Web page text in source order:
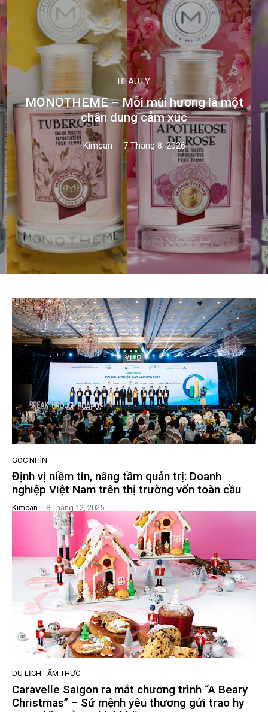
BEAUTY
MONOTHEME – Mỗi mùi hương là một
chân dung cảm xúc
Kimcan - 7 Tháng 8, 2026
GÓC NHÌN
Định vị niềm tin, nâng tầm quản trị: Doanh
nghiệp Việt Nam trên thị trường vốn toàn cầu
Kimcan - 8 Tháng 12, 2025
DU LỊCH - ẨM THỰC
Caravelle Saigon ra mắt chương trình “A Beary
Christmas” – Sứ mệnh yêu thương gửi trao hy